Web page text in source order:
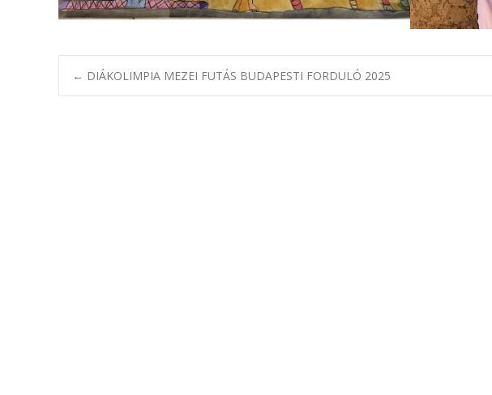
Bejegyzésnavigáció
← DIÁKOLIMPIA MEZEI FUTÁS BUDAPESTI FORDULÓ 2025